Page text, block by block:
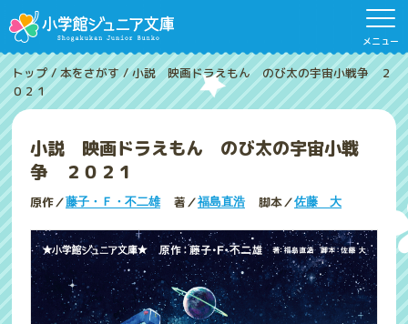
メニュー
トップ /本をさがす /小説 映画ドラえもん のび太の宇宙小戦争 ２
０２１
小説 映画ドラえもん のび太の宇宙小戦
争 ２０２１
原作／藤子・Ｆ・不二雄 著／福島直浩 脚本／佐藤 大